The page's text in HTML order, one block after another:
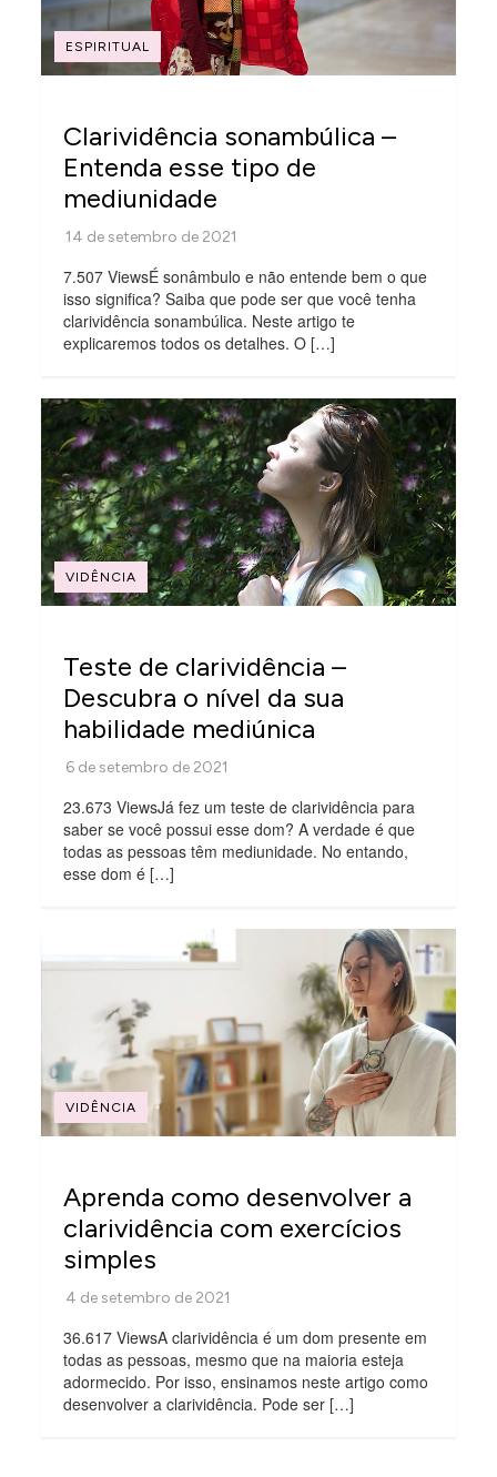
ESPIRITUAL
Clarividência sonambúlica –
Entenda esse tipo de
mediunidade
7.507 ViewsÉ sonâmbulo e não entende bem o que
isso significa? Saiba que pode ser que você tenha
clarividência sonambúlica. Neste artigo te
explicaremos todos os detalhes. O […]
VIDÊNCIA
Teste de clarividência –
Descubra o nível da sua
habilidade mediúnica
23.673 ViewsJá fez um teste de clarividência para
saber se você possui esse dom? A verdade é que
todas as pessoas têm mediunidade. No entando,
esse dom é […]
VIDÊNCIA
Aprenda como desenvolver a
clarividência com exercícios
simples
36.617 ViewsA clarividência é um dom presente em
todas as pessoas, mesmo que na maioria esteja
adormecido. Por isso, ensinamos neste artigo como
desenvolver a clarividência. Pode ser […]